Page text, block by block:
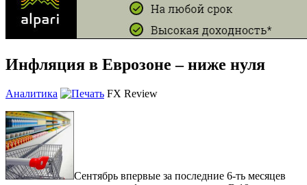
Инфляция в Еврозоне – ниже нуля
Аналитика FX Review
Сентябрь впервые за последние 6-ть месяцев